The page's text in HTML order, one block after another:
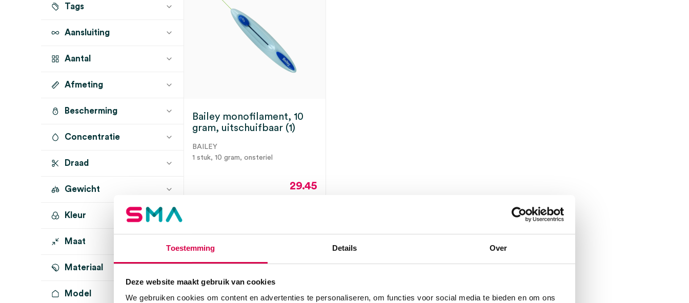
Toestemming Details Over
Deze website maakt gebruik van cookies
We gebruiken cookies om content en advertenties te personaliseren, om functies voor social media te bieden en om ons
Overige Neurologie
Tags
Aansluiting
Aantal
1 stuk (1)
Afmeting
Bescherming
Concentratie
Draad
Gewicht
10 gram (1)
Kleur
Maat
Materiaal
Model
Bailey monofilament, 10
gram, uitschuifbaar (1)
BAILEY
1 stuk, 10 gram, onsteriel
29.45